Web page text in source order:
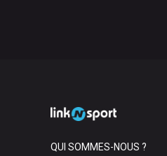
QUI SOMMES-NOUS ?